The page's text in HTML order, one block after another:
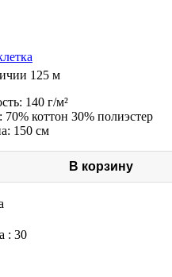
125 м
140 г/м²
70% коттон 30% полиэстер
150 см
В корзину
: 30